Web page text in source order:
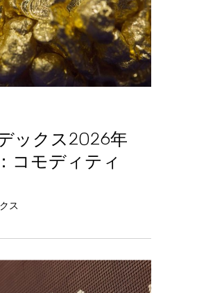
ックス2026年
コモディティ
ス